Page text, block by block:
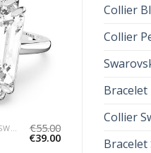
Collier
Collier
Bracelet
Collier
Bracelet
€55.00
€39.00